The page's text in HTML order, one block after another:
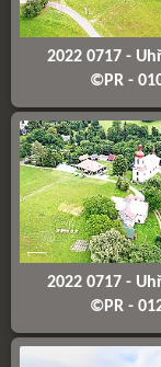
2022 0717 -
©PR -
2022 0717 -
©PR -